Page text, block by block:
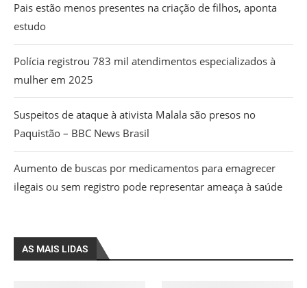
Pais estão menos presentes na criação de filhos, aponta
estudo
Polícia registrou 783 mil atendimentos especializados à
mulher em 2025
Suspeitos de ataque à ativista Malala são presos no
Paquistão – BBC News Brasil
Aumento de buscas por medicamentos para emagrecer
ilegais ou sem registro pode representar ameaça à saúde
AS MAIS LIDAS